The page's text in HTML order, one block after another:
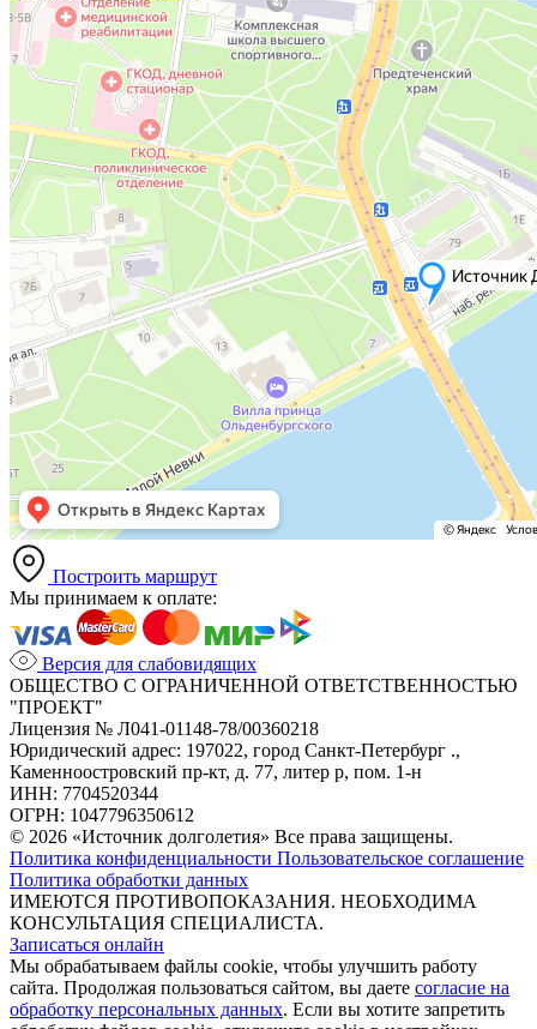
Построить маршрут
Мы принимаем к оплате:
Версия для слабовидящих
ОБЩЕСТВО С ОГРАНИЧЕННОЙ ОТВЕТСТВЕННОСТЬЮ
"ПРОЕКТ"
Лицензия № Л041-01148-78/00360218
Юридический адрес: 197022, город Санкт-Петербург .,
Каменноостровский пр-кт, д. 77, литер р, пом. 1-н
ИНН: 7704520344
ОГРН: 1047796350612
© 2026 «Источник долголетия» Все права защищены.
Политика конфиденциальности Пользовательское соглашение
Политика обработки данных
ИМЕЮТСЯ ПРОТИВОПОКАЗАНИЯ. НЕОБХОДИМА
КОНСУЛЬТАЦИЯ СПЕЦИАЛИСТА.
Записаться онлайн
Мы обрабатываем файлы cookie, чтобы улучшить работу
сайта. Продолжая пользоваться сайтом, вы даете согласие на
обработку персональных данных. Если вы хотите запретить